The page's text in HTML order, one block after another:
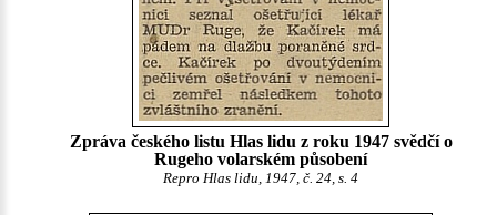
Zpráva českého listu Hlas lidu z roku 1947 svědčí o
Rugeho volarském působení
Repro Hlas lidu, 1947, č. 24, s. 4